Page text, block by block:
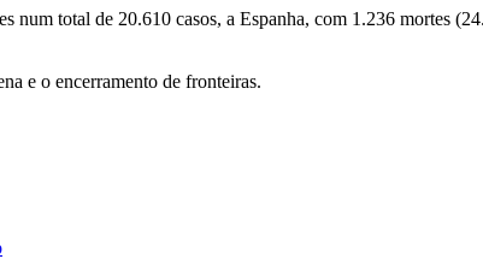
num total de 20.610 casos, a Espanha, com 1.236 mortes
e o encerramento de fronteiras.